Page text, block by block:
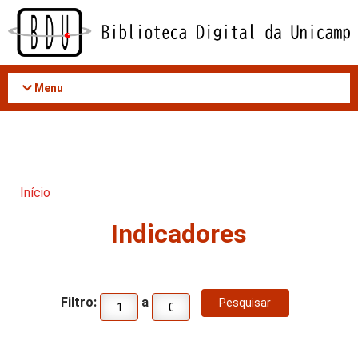
Acessar
conteúdo
Menu
Início
Indicadores
Filtro: a